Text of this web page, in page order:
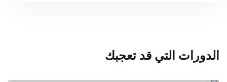
الدورات التي قد تعجبك